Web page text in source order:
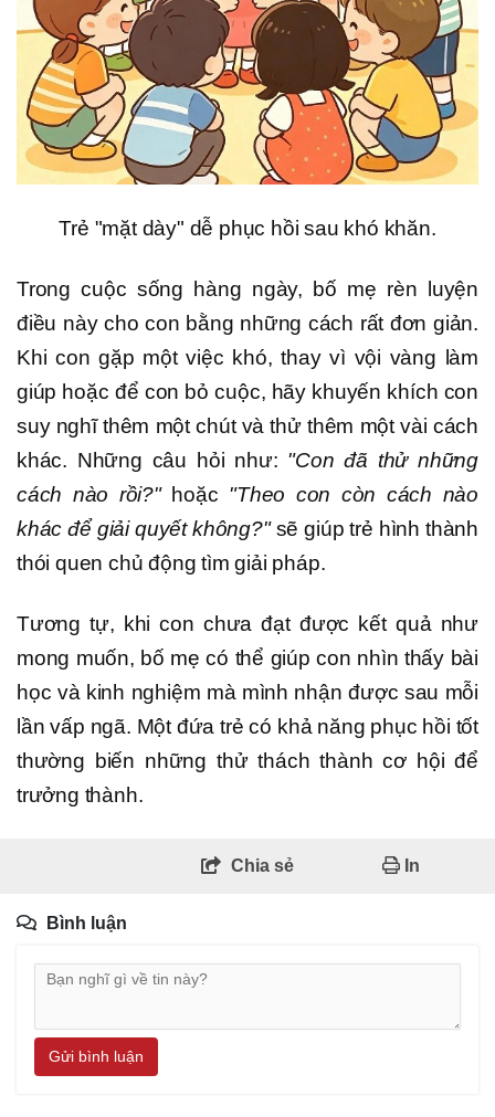
Trẻ "mặt dày" dễ phục hồi sau khó khăn.
Trong cuộc sống hàng ngày, bố mẹ rèn luyện
điều này cho con bằng những cách rất đơn giản.
Khi con gặp một việc khó, thay vì vội vàng làm
giúp hoặc để con bỏ cuộc, hãy khuyến khích con
suy nghĩ thêm một chút và thử thêm một vài cách
khác. Những câu hỏi như: "Con đã thử những
cách nào rồi?" hoặc "Theo con còn cách nào
khác để giải quyết không?"sẽ giúp trẻ hình thành
thói quen chủ động tìm giải pháp.
Tương tự, khi con chưa đạt được kết quả như
mong muốn, bố mẹ có thể giúp con nhìn thấy bài
học và kinh nghiệm mà mình nhận được sau mỗi
lần vấp ngã. Một đứa trẻ có khả năng phục hồi tốt
thường biến những thử thách thành cơ hội để
trưởng thành.
Chia sẻ In
Bình luận
Gửi bình luận